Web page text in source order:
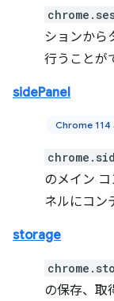
ションから
行うことが
sidePanel
Chrome 114
のメイン
ネルにコン
storage
の保存、取